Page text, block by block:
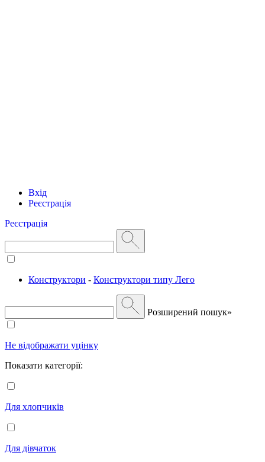
Вхід
Реєстрація
Реєстрація
Конструктори - Конструктори типу Лего
Розширений пошук»
Не відображати уцінку
Показати категорії:
Для хлопчиків
Для дівчаток